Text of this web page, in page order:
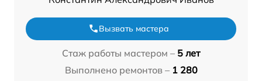
Вызвать мастера
Стаж работы мастером – 5 лет
Выполнено ремонтов – 1 280